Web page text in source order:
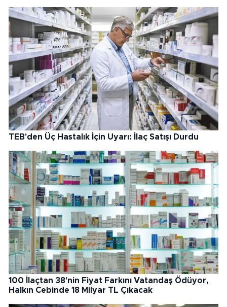
TEB'den Üç Hastalık İçin Uyarı: İlaç Satışı Durdu
100 İlaçtan 38'nin Fiyat Farkını Vatandaş Ödüyor,
Halkın Cebinde 18 Milyar TL Çıkacak